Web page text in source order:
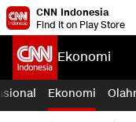
CNN Indonesia
Find it on Play Store
Ekonomi
Ekonomi